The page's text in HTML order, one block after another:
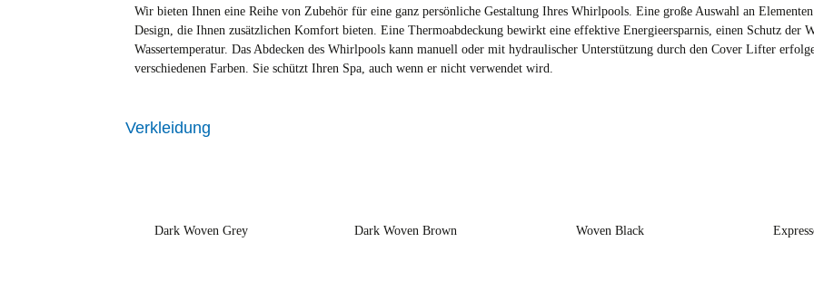
Wir bieten Ihnen eine Reihe von Zubehör für eine ganz persönliche Gestaltung Ihres Whirlpools. Eine große Auswahl an
Design, die Ihnen zusätzlichen Komfort bieten. Eine Thermoabdeckung bewirkt eine effektive Energieersparnis, einen Schutz der
Wassertemperatur. Das Abdecken des Whirlpools kann manuell oder mit hydraulischer Unterstützung durch den Cover Lifter
verschiedenen Farben. Sie schützt Ihren Spa, auch wenn er nicht verwendet wird.
Verkleidung
Dark Woven Grey Dark Woven Brown Woven Black